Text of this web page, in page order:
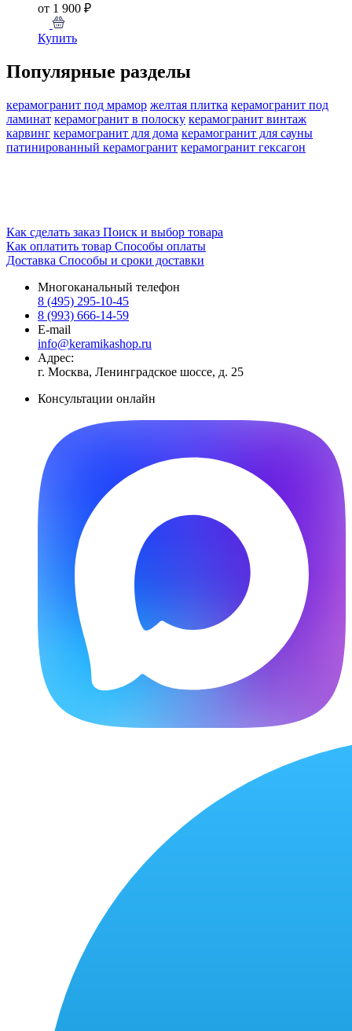
от 1 900 ₽
Купить
Популярные разделы
керамогранит под мрамор желтая плитка керамогранит под
ламинат керамогранит в полоску керамогранит винтаж
карвинг керамогранит для дома керамогранит для сауны
патинированный керамогранит керамогранит гексагон
Как сделать заказ Поиск и выбор товара
Как оплатить товар Способы оплаты
Доставка Способы и сроки доставки
Многоканальный телефон
8 (495) 295-10-45
8 (993) 666-14-59
E-mail
info@keramikashop.ru
Адрес:
г. Москва, Ленинградское шоссе, д. 25
Консультации онлайн